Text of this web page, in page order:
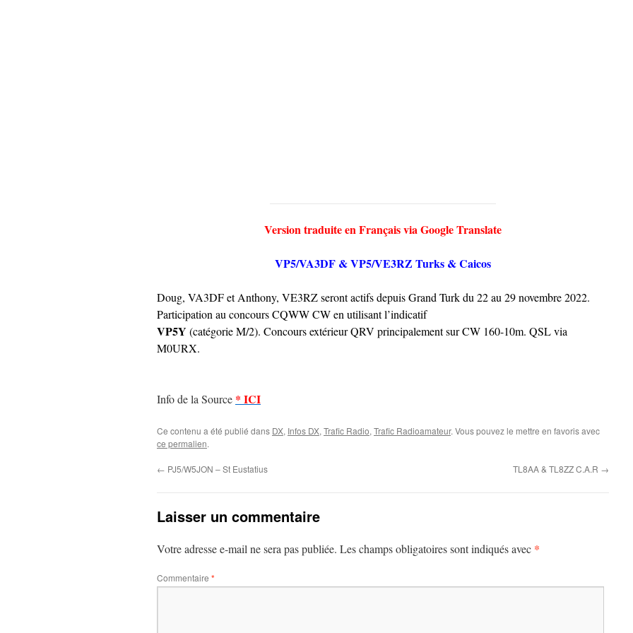
Version traduite en Français via Google Translate
VP5/VA3DF & VP5/VE3RZ Turks & Caicos
Doug, VA3DF et Anthony, VE3RZ seront actifs depuis Grand Turk du 22 au 29 novembre 2022.
Participation au concours CQWW CW en utilisant l’indicatif
VP5Y (catégorie M/2). Concours extérieur QRV principalement sur CW 160-10m. QSL via
M0URX.
Info de la Source * ICI
Ce contenu a été publié dans DX, Infos DX, Trafic Radio, Trafic Radioamateur. Vous pouvez le mettre en favoris avec
ce permalien.
← PJ5/W5JON – St Eustatius TL8AA & TL8ZZ C.A.R →
Laisser un commentaire
Votre adresse e-mail ne sera pas publiée. Les champs obligatoires sont indiqués avec *
Commentaire *